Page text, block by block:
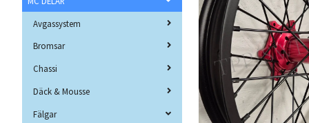
Avgassystem
Bromsar
Chassi
Däck & Mousse
Fälgar